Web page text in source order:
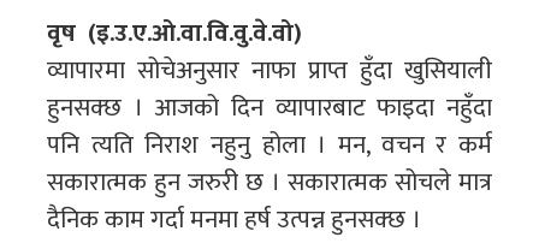
वृष (इ.उ.ए.ओ.वा.वि.वु.वे.वो)
व्यापारमा सोचेअनुसार नाफा प्राप्त हुँदा खुसियाली
हुनसक्छ । आजको दिन व्यापारबाट फाइदा नहुँदा
पनि त्यति निराश नहुनु होला । मन, वचन र कर्म
सकारात्मक हुन जरुरी छ । सकारात्मक सोचले मात्र
दैनिक काम गर्दा मनमा हर्ष उत्पन्न हुनसक्छ ।